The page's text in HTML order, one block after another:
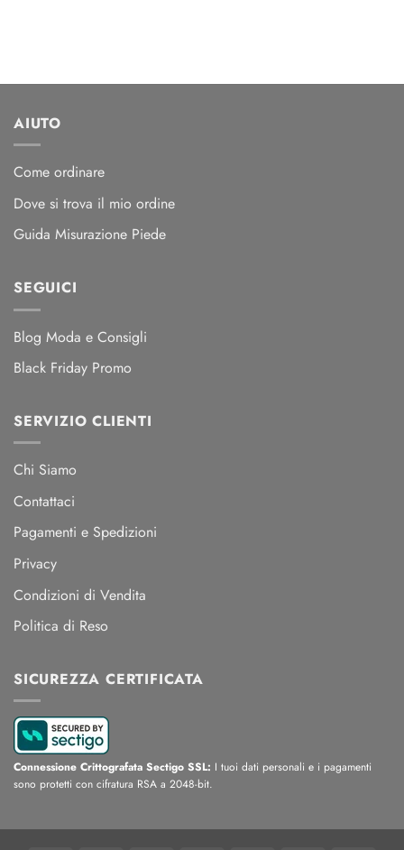
AIUTO
Come ordinare
Dove si trova il mio ordine
Guida Misurazione Piede
SEGUICI
Blog Moda e Consigli
Black Friday Promo
SERVIZIO CLIENTI
Chi Siamo
Contattaci
Pagamenti e Spedizioni
Privacy
Condizioni di Vendita
Politica di Reso
SICUREZZA CERTIFICATA
Connessione Crittografata Sectigo SSL: I tuoi dati personali e i pagamenti
sono protetti con cifratura RSA a 2048-bit.